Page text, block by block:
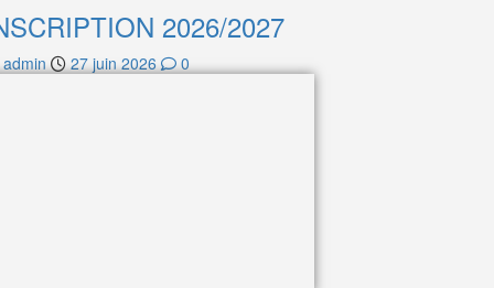
2026/2027
admin 27 juin 2026 0